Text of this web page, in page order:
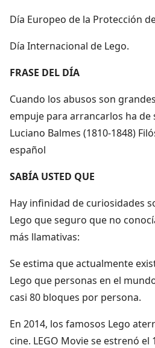
Día Europeo de la Protección
Día Internacional de Lego.
FRASE DEL DÍA
Cuando los abusos son
empuje para arrancarlos ha de
Luciano Balmes (1810-1848)
español
SABÍA USTED QUE
Hay infinidad de curiosidades
Lego que seguro que no
más llamativas:
Se estima que actualmente
Lego que personas en el
casi 80 bloques por persona.
En 2014, los famosos Lego
cine. LEGO Movie se estrenó